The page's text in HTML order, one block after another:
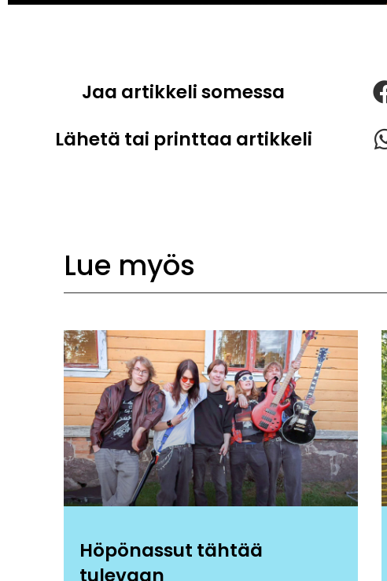
Jaa artikkeli somessa
Lähetä tai printtaa artikkeli
Lue myös
Höpönassut tähtää
tulevaan